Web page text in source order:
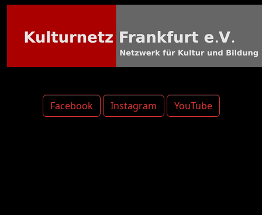
Facebook Instagram YouTube